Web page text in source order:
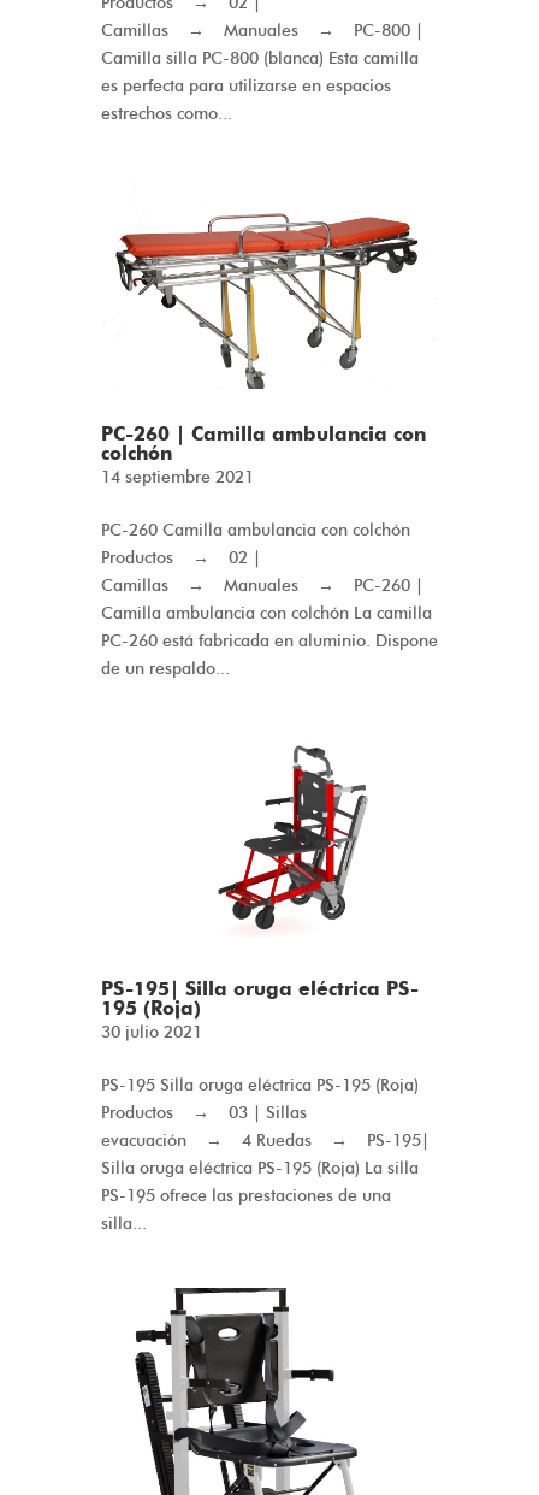
Camillas → Manuales → PC-800 |
Camilla silla PC-800 (blanca) Esta camilla
es perfecta para utilizarse en espacios
estrechos como...
PC-260 | Camilla ambulancia con
colchón
14 septiembre 2021
PC-260 Camilla ambulancia con colchón
Productos → 02 |
Camillas → Manuales → PC-260 |
Camilla ambulancia con colchón La camilla
PC-260 está fabricada en aluminio. Dispone
de un respaldo...
PS-195| Silla oruga eléctrica PS-
195 (Roja)
30 julio 2021
PS-195 Silla oruga eléctrica PS-195 (Roja)
Productos → 03 | Sillas
evacuación → 4 Ruedas → PS-195|
Silla oruga eléctrica PS-195 (Roja) La silla
PS-195 ofrece las prestaciones de una
silla...